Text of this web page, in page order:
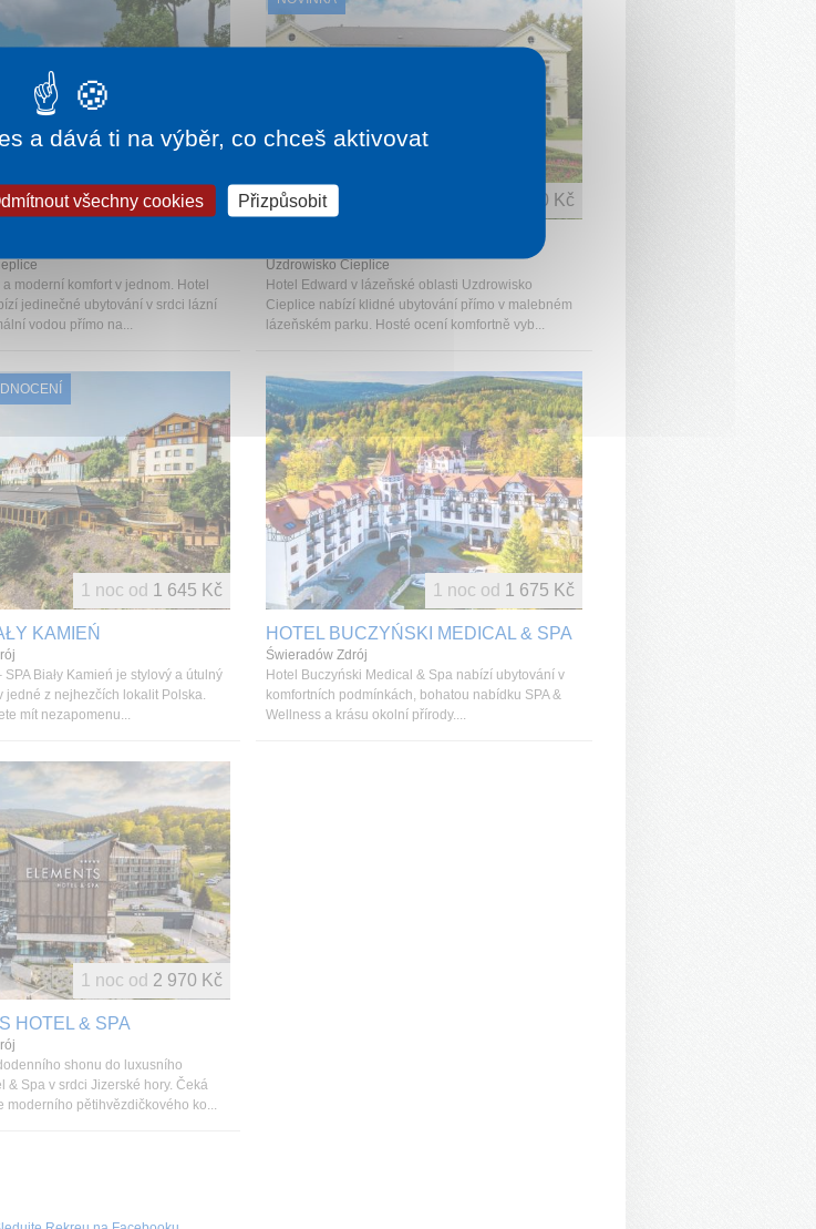
moderní komfort v jednom. Hotel
jedinečné ubytování v srdci lázní
vodou přímo na...
1 noc od1 430 Kč
Uzdrowisko Cieplice
Hotel Edward v lázeňské oblasti Uzdrowisko
Cieplice nabízí klidné ubytování přímo v malebném
lázeňském parku. Hosté ocení komfortně vyb...
1 430 Kč
KAMIEŃ
SPA Biały Kamień je stylový a útulný
jedné z nejhezčích lokalit Polska.
mít nezapomenu...
1 noc od 1 645 Kč
HOTEL BUCZYŃSKI MEDICAL & SPA
Świeradów Zdrój
Hotel Buczyński Medical & Spa nabízí ubytování v
komfortních podmínkách, bohatou nabídku SPA &
Wellness a krásu okolní přírody....
1 noc od 1 675 Kč
HOTEL & SPA
shonu do luxusního
& Spa v srdci Jizerské hory. Čeká
moderního pětihvězdičkového ko...
1 noc od 2 970 Kč
a dává ti na výběr, co chceš aktivovat
všechny cookies Přizpůsobit